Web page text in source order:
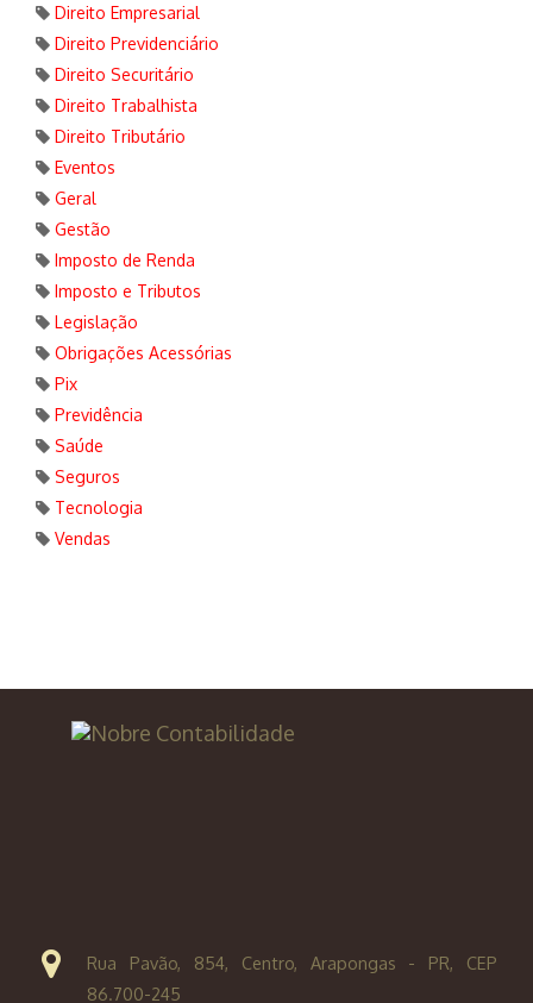
Direito Empresarial
Direito Previdenciário
Direito Securitário
Direito Trabalhista
Direito Tributário
Eventos
Geral
Gestão
Imposto de Renda
Imposto e Tributos
Legislação
Obrigações Acessórias
Pix
Previdência
Saúde
Seguros
Tecnologia
Vendas
Rua Pavão, 854, Centro, Arapongas - PR, CEP
86.700-245